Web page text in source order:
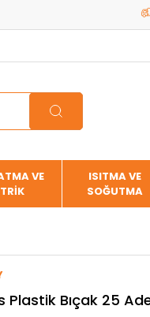
5
VE
ISITMA VE
SOĞUTMA
Plastik Bıçak 25